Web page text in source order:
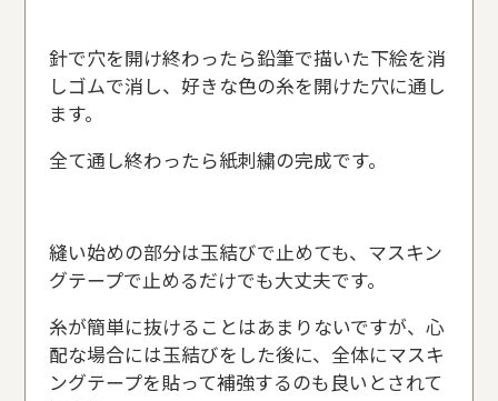
針で穴を開け終わったら鉛筆で描いた下絵を消
しゴムで消し、好きな色の糸を開けた穴に通し
ます。
全て通し終わったら紙刺繍の完成です。
縫い始めの部分は玉結びで止めても、マスキン
グテープで止めるだけでも大丈夫です。
糸が簡単に抜けることはあまりないですが、心
配な場合には玉結びをした後に、全体にマスキ
ングテープを貼って補強するのも良いとされて